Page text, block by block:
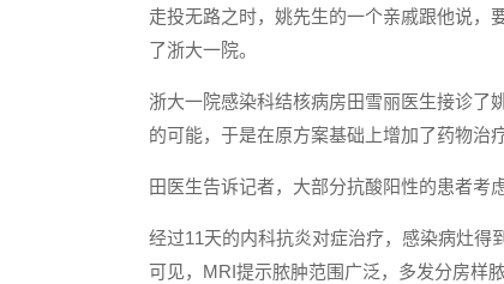
走投无路之时，姚先生的一个亲戚跟他说，
了浙大一院。
浙大一院感染科结核病房田雪丽医生接诊了
的可能，于是在原方案基础上增加了药物治疗
田医生告诉记者，大部分抗酸阳性的患者考
经过11天的内科抗炎对症治疗，感染病灶
可见，MRI提示脓肿范围广泛，多发分房样